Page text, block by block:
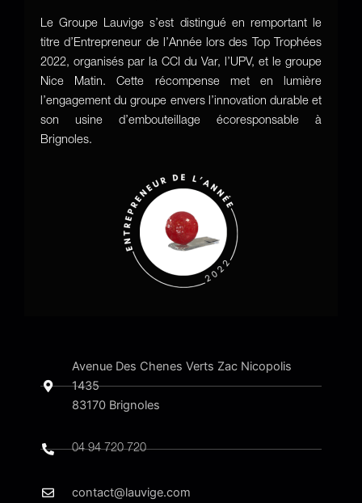
Le Groupe Lauvige s’est distingué en remportant le
titre d’Entrepreneur de l’Année lors des Top Trophées
2022, organisés par la CCI du Var, l’UPV, et le groupe
Nice Matin. Cette récompense met en lumière
l’engagement du groupe envers l’innovation durable et
son usine d’embouteillage écoresponsable à
Brignoles.
Avenue Des Chenes Verts Zac Nicopolis
1435
83170 Brignoles​
04 94 720 720
contact@lauvige.com